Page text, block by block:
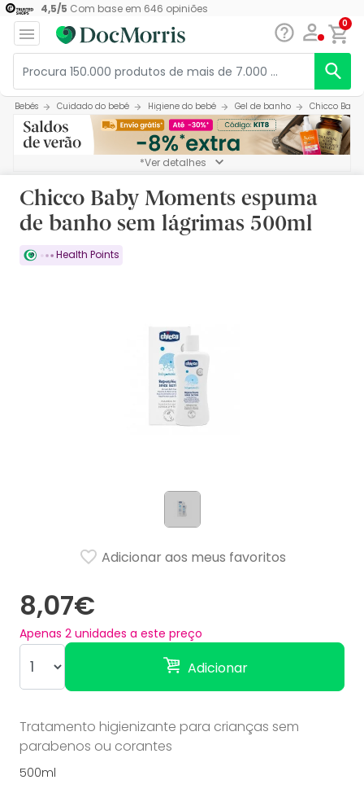
4,5/5 Com base em 646 opiniões
0
Bebés Cuidado do bebé Higiene do bebé Gel de banho Chicco
*Ver detalhes
Chicco Baby Moments espuma
de banho sem lágrimas 500ml
Health Points
8,07€
Apenas 2 unidades a este preço
Adicionar
Adicionar aos meus favoritos
Tratamento higienizante para crianças sem
parabenos ou corantes
500ml